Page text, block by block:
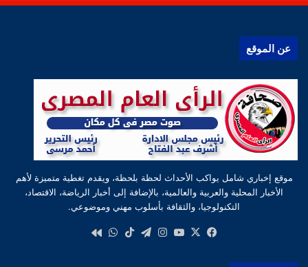
عن الموقع
موقع إخباري شامل يواكب الأحداث لحظة بلحظة، ويقدم تغطية متميزة لأهم
الأخبار المحلية والعربية والعالمية، بالإضافة إلى أخبار الرياضة، الاقتصاد،
التكنولوجيا، والثقافة بأسلوب مهني وموضوعي.
فيسبوك
‫X
‫YouTube
انستقرام
تيلقرام‫TikTokواتساب